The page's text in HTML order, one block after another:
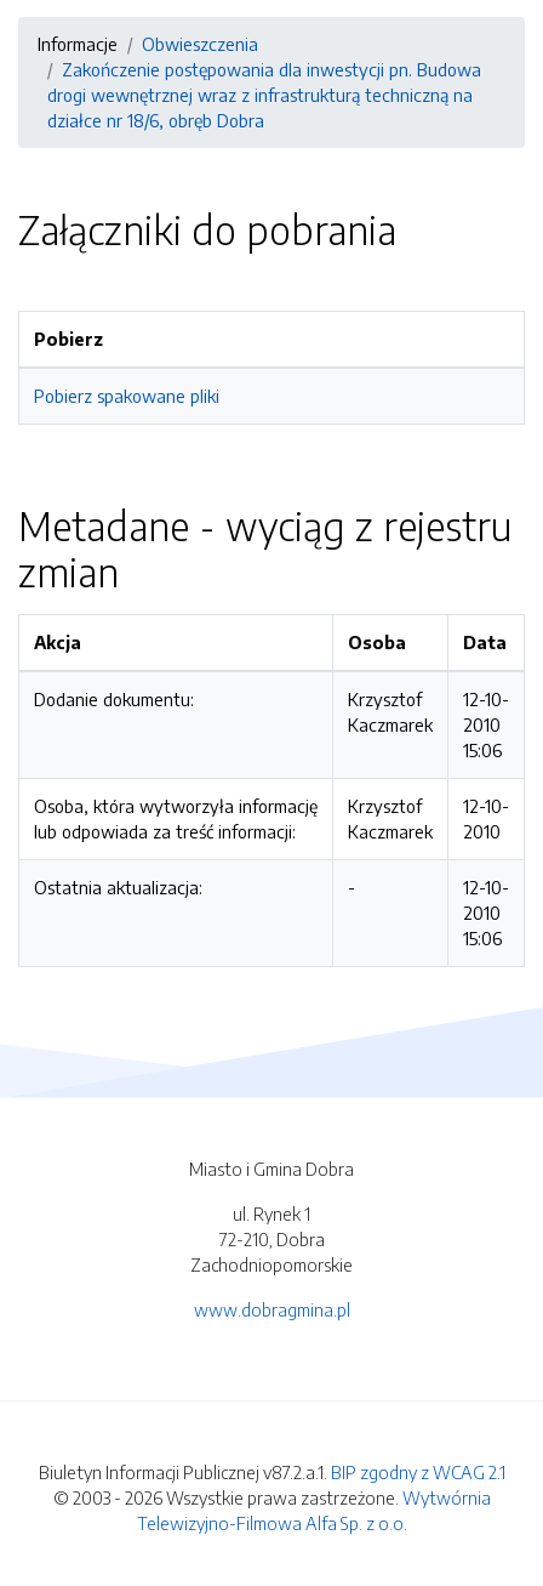
Informacje
Obwieszczenia
Zakończenie postępowania dla inwestycji pn. Budowa
drogi wewnętrznej wraz z infrastrukturą techniczną na
działce nr 18/6, obręb Dobra
Załączniki do pobrania
Pobierz
Pobierz spakowane pliki
Metadane - wyciąg z rejestru
zmian
Akcja Osoba Data
Dodanie dokumentu:
Krzysztof
Kaczmarek
12-10-
2010
15:06
Osoba, która wytworzyła informację
lub odpowiada za treść informacji:
Krzysztof
Kaczmarek
12-10-
2010
Ostatnia aktualizacja: -
12-10-
2010
15:06
Miasto i Gmina Dobra
ul. Rynek 1
72-210, Dobra
Zachodniopomorskie
www.dobragmina.pl
Biuletyn Informacji Publicznej v87.2.a.1. BIP zgodny z WCAG 2.1
© 2003 - 2026 Wszystkie prawa zastrzeżone. Wytwórnia
Telewizyjno-Filmowa Alfa Sp. z o.o.